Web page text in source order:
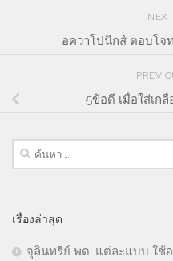
อควาโปนิกส์ ตอบโจ
5ข้อดี เมื่อใส่เก
ค้นหา
สำหรับ:
เรื่องล่าสุด
จุลินทรีย์ พด. แต่ละแบบ ใช้